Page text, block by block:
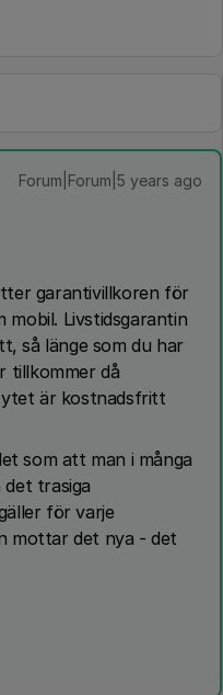
Forum|Forum|5 years ago
garantivillkoren för
mobil. Livstidsgarantin
så länge som du har
tillkommer då
är kostnadsfritt
som att man i många
trasiga
för varje
mottar det nya - det